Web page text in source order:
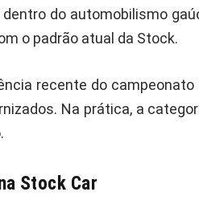
do automobilismo
o padrão atual da Stock.
recente do campeonato
Na prática, a
Stock Car